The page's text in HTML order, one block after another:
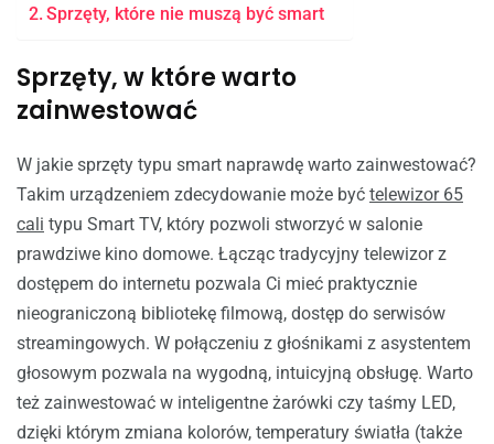
Sprzęty, które nie muszą być smart
Sprzęty, w które warto
zainwestować
W jakie sprzęty typu smart naprawdę warto zainwestować?
Takim urządzeniem zdecydowanie może być telewizor 65
cali typu Smart TV, który pozwoli stworzyć w salonie
prawdziwe kino domowe. Łącząc tradycyjny telewizor z
dostępem do internetu pozwala Ci mieć praktycznie
nieograniczoną bibliotekę filmową, dostęp do serwisów
streamingowych. W połączeniu z głośnikami z asystentem
głosowym pozwala na wygodną, intuicyjną obsługę. Warto
też zainwestować w inteligentne żarówki czy taśmy LED,
dzięki którym zmiana kolorów, temperatury światła (także